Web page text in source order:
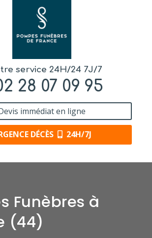
service 24H/24 7J/7
28 07 09 95
immédiat en ligne
DÉCÈS 24H/7J
Funèbres à
(44)